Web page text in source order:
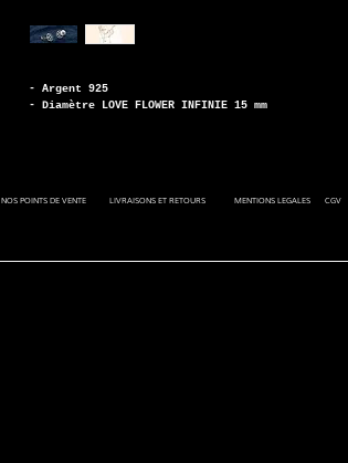
- Argent 925
- Diamètre LOVE FLOWER INFINIE 15 mm
NOS POINTS DE VENTE LIVRAISONS ET RETOURS MENTIONS LEGALES CGV